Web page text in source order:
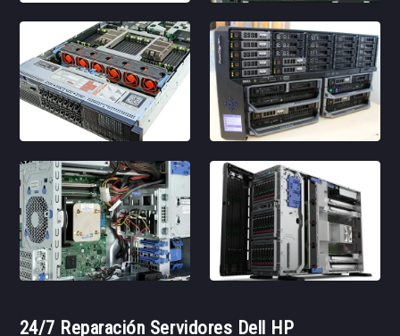
24/7 Reparación Servidores Dell HP